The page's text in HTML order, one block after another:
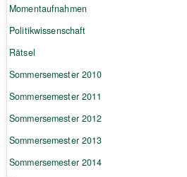
Momentaufnahmen
Politikwissenschaft
Rätsel
Sommersemester 2010
Sommersemester 2011
Sommersemester 2012
Sommersemester 2013
Sommersemester 2014